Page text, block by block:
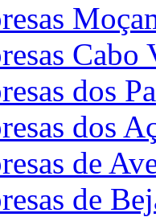
Cabo
dos
dos
de
de